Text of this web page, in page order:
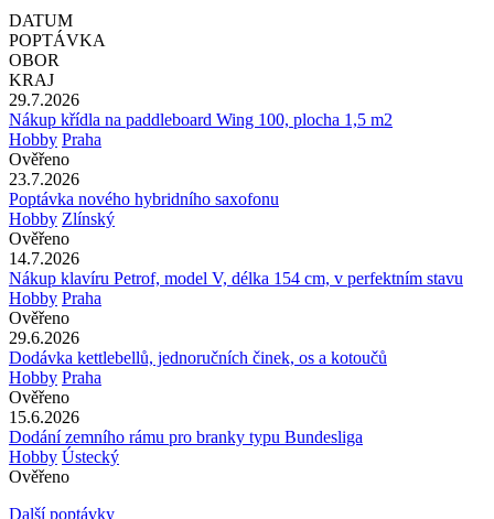
DATUM
POPTÁVKA
OBOR
KRAJ
29.7.2026
Nákup křídla na paddleboard Wing 100, plocha 1,5 m2
Hobby Praha
Ověřeno
23.7.2026
Poptávka nového hybridního saxofonu
Hobby Zlínský
Ověřeno
14.7.2026
Nákup klavíru Petrof, model V, délka 154 cm, v perfektním stavu
Hobby Praha
Ověřeno
29.6.2026
Dodávka kettlebellů, jednoručních činek, os a kotoučů
Hobby Praha
Ověřeno
15.6.2026
Dodání zemního rámu pro branky typu Bundesliga
Hobby Ústecký
Ověřeno
Další poptávky